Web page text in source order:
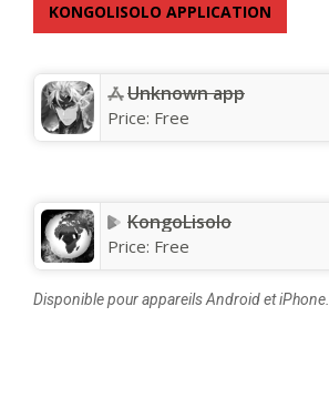
KONGOLISOLO APPLICATION
Unknown app
Price: Free
KongoLisolo
Price: Free
Disponible pour appareils Android et iPhone.